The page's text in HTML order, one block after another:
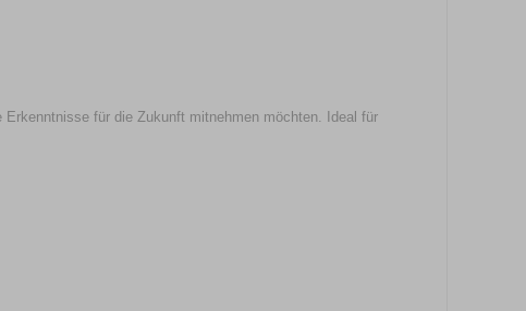
für die Zukunft mitnehmen möchten. Ideal für